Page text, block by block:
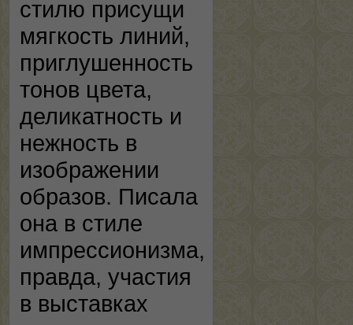
стилю присущи
мягкость линий,
приглушенность
тонов цвета,
деликатность и
нежность в
изображении
образов. Писала
она в стиле
импрессионизма,
правда, участия
в выставках